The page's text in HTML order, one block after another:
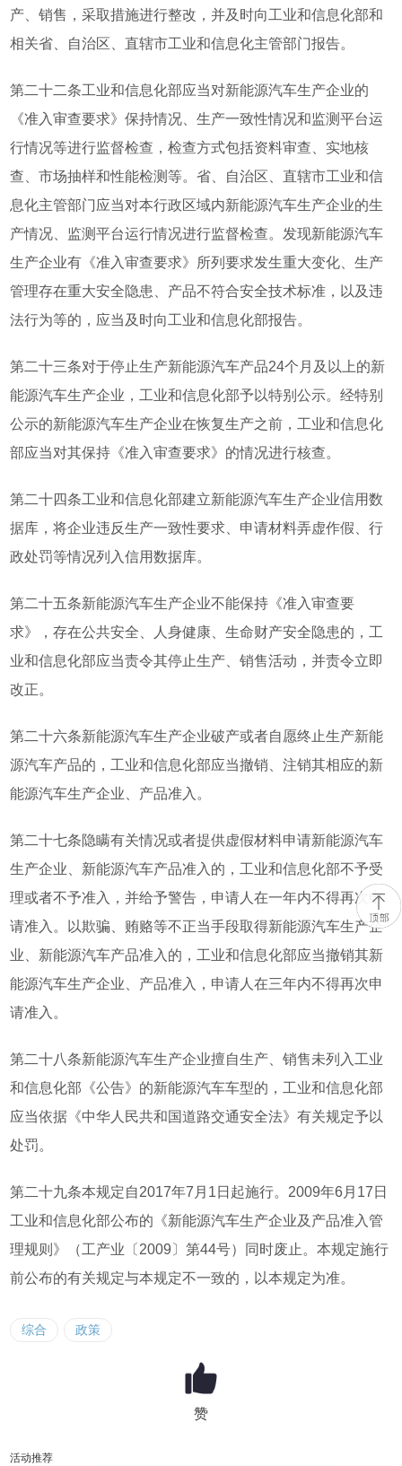
产、销售，采取措施进行整改，并及时向工业和信息化部和
相关省、自治区、直辖市工业和信息化主管部门报告。
第二十二条工业和信息化部应当对新能源汽车生产企业的
《准入审查要求》保持情况、生产一致性情况和监测平台运
行情况等进行监督检查，检查方式包括资料审查、实地核
查、市场抽样和性能检测等。省、自治区、直辖市工业和信
息化主管部门应当对本行政区域内新能源汽车生产企业的生
产情况、监测平台运行情况进行监督检查。发现新能源汽车
生产企业有《准入审查要求》所列要求发生重大变化、生产
管理存在重大安全隐患、产品不符合安全技术标准，以及违
法行为等的，应当及时向工业和信息化部报告。
第二十三条对于停止生产新能源汽车产品24个月及以上的新
能源汽车生产企业，工业和信息化部予以特别公示。经特别
公示的新能源汽车生产企业在恢复生产之前，工业和信息化
部应当对其保持《准入审查要求》的情况进行核查。
第二十四条工业和信息化部建立新能源汽车生产企业信用数
据库，将企业违反生产一致性要求、申请材料弄虚作假、行
政处罚等情况列入信用数据库。
第二十五条新能源汽车生产企业不能保持《准入审查要
求》，存在公共安全、人身健康、生命财产安全隐患的，工
业和信息化部应当责令其停止生产、销售活动，并责令立即
改正。
第二十六条新能源汽车生产企业破产或者自愿终止生产新能
源汽车产品的，工业和信息化部应当撤销、注销其相应的新
能源汽车生产企业、产品准入。
第二十七条隐瞒有关情况或者提供虚假材料申请新能源汽车
生产企业、新能源汽车产品准入的，工业和信息化部不予受
理或者不予准入，并给予警告，申请人在一年内不得再次申
请准入。以欺骗、贿赂等不正当手段取得新能源汽车生产企
业、新能源汽车产品准入的，工业和信息化部应当撤销其新
能源汽车生产企业、产品准入，申请人在三年内不得再次申
请准入。
第二十八条新能源汽车生产企业擅自生产、销售未列入工业
和信息化部《公告》的新能源汽车车型的，工业和信息化部
应当依据《中华人民共和国道路交通安全法》有关规定予以
处罚。
第二十九条本规定自2017年7月1日起施行。2009年6月17日
工业和信息化部公布的《新能源汽车生产企业及产品准入管
理规则》（工产业〔2009〕第44号）同时废止。本规定施行
前公布的有关规定与本规定不一致的，以本规定为准。
综合 政策
赞
活动推荐